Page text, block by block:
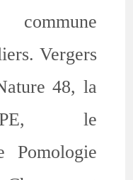
Vergers
48, la
le
Pomologie